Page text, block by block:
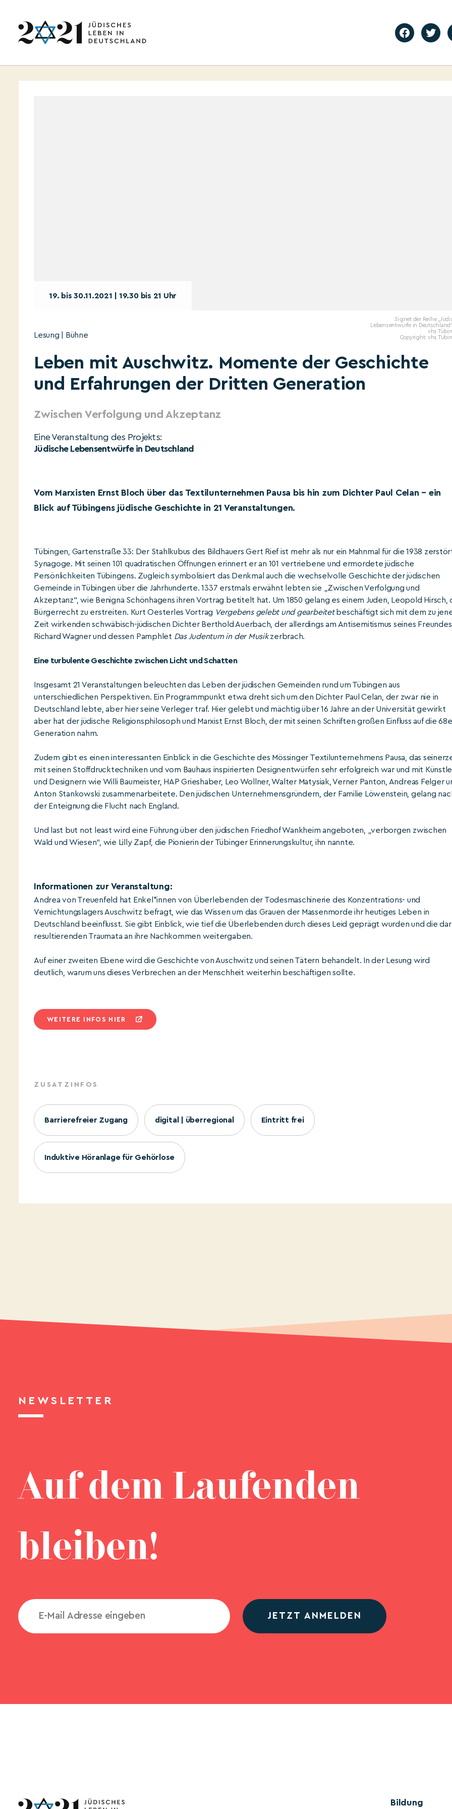
19. bis 30.11.2021 | 19.30 bis 21 Uhr
Signet der Reihe
Lebensentwürfe in
vhs
Copyright: vhs
Lesung | Bühne
Leben mit Auschwitz. Momente der Geschichte
und Erfahrungen der Dritten Generation
Zwischen Verfolgung und Akzeptanz
Eine Veranstaltung des Projekts:
Jüdische Lebensentwürfe in Deutschland
Vom Marxisten Ernst Bloch über das Textilunternehmen Pausa bis hin zum Dichter Paul Celan – ein
Blick auf Tübingens jüdische Geschichte in 21 Veranstaltungen.
Tübingen, Gartenstraße 33: Der Stahlkubus des Bildhauers Gert Rief ist mehr als nur ein Mahnmal für die 1938
Synagoge. Mit seinen 101 quadratischen Öffnungen erinnert er an 101 vertriebene und ermordete jüdische
Persönlichkeiten Tübingens. Zugleich symbolisiert das Denkmal auch die wechselvolle Geschichte der jüdischen
Gemeinde in Tübingen über die Jahrhunderte. 1337 erstmals erwähnt lebten sie „Zwischen Verfolgung und
Akzeptanz“, wie Benigna Schönhagens ihren Vortrag betitelt hat. Um 1850 gelang es einem Juden, Leopold Hirsch,
Bürgerrecht zu erstreiten. Kurt Oesterles Vortrag Vergebens gelebt und gearbeitetbeschäftigt sich mit dem zu
Zeit wirkenden schwäbisch-jüdischen Dichter Berthold Auerbach, der allerdings am Antisemitismus seines Freundes
Richard Wagner und dessen Pamphlet Das Judentum in der Musikzerbrach.
Eine turbulente Geschichte zwischen Licht und Schatten
Insgesamt 21 Veranstaltungen beleuchten das Leben der jüdischen Gemeinden rund um Tübingen aus
unterschiedlichen Perspektiven. Ein Programmpunkt etwa dreht sich um den Dichter Paul Celan, der zwar nie in
Deutschland lebte, aber hier seine Verleger traf. Hier gelebt und mächtig über 16 Jahre an der Universität gewirkt
aber hat der jüdische Religionsphilosoph und Marxist Ernst Bloch, der mit seinen Schriften großen Einfluss auf die
Generation nahm.
Zudem gibt es einen interessanten Einblick in die Geschichte des Mössinger Textilunternehmens Pausa, das
mit seinen Stoffdrucktechniken und vom Bauhaus inspirierten Designentwürfen sehr erfolgreich war und mit
und Designern wie Willi Baumeister, HAP Grieshaber, Leo Wollner, Walter Matysiak, Verner Panton, Andreas Felger
Anton Stankowski zusammenarbeitete. Den jüdischen Unternehmensgründern, der Familie Löwenstein, gelang
der Enteignung die Flucht nach England.
Und last but not least wird eine Führung über den jüdischen Friedhof Wankheim angeboten, „verborgen zwischen
Wald und Wiesen“, wie Lilly Zapf, die Pionierin der Tübinger Erinnerungskultur, ihn nannte.
Informationen zur Veranstaltung:
Andrea von Treuenfeld hat Enkel*innen von Überlebenden der Todesmaschinerie des Konzentrations- und
Vernichtungslagers Auschwitz befragt, wie das Wissen um das Grauen der Massenmorde ihr heutiges Leben in
Deutschland beeinflusst. Sie gibt Einblick, wie tief die Überlebenden durch dieses Leid geprägt wurden und die
resultierenden Traumata an ihre Nachkommen weitergaben.
Auf einer zweiten Ebene wird die Geschichte von Auschwitz und seinen Tätern behandelt. In der Lesung wird
deutlich, warum uns dieses Verbrechen an der Menschheit weiterhin beschäftigen sollte.
WEITERE INFOS HIER
ZUSATZINFOS
Barrierefreier Zugang digital | überregional Eintritt frei
Induktive Höranlage für Gehörlose
NEWSLETTER
Auf dem Laufenden
bleiben!
JETZT ANMELDEN
Bildung